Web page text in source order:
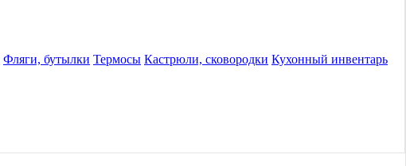
Фляги, бутылки Термосы Кастрюли, сковородки Кухонный инвентарь